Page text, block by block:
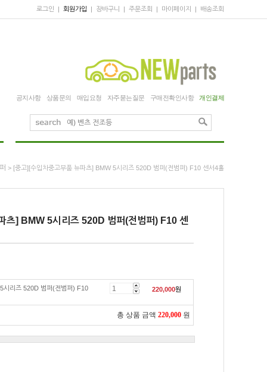
로그인 | 회원가입 | 장바구니 | 주문조회 | 마이페이지 | 배송조회
공지사항
상품문의 매입요청 자주묻는질문 구매전확인사항 개인결제
> [중고][수입차중고부품 뉴파츠] BMW 5시리즈 520D 범퍼(전범퍼) F10 센서4홀
츠] BMW 5시리즈 520D 범퍼(전범퍼) F10 센
시리즈 520D 범퍼(전범퍼) F10
220,000원
총 상품 금액 220,000 원